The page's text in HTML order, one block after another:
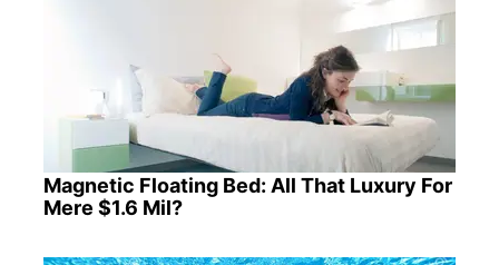
Magnetic Floating Bed: All That Luxury For
Mere $1.6 Mil?